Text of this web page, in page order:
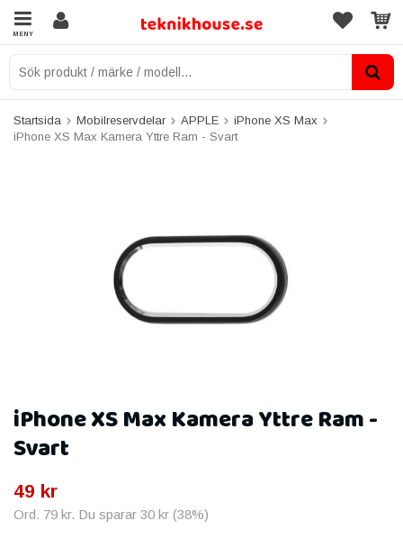
MENY
Startsida Mobilreservdelar APPLE
iPhone XS Max
iPhone XS Max Kamera Yttre Ram - Svart
iPhone XS Max Kamera Yttre Ram -
Svart
49 kr
Ord. 79 kr. Du sparar 30 kr (38%)